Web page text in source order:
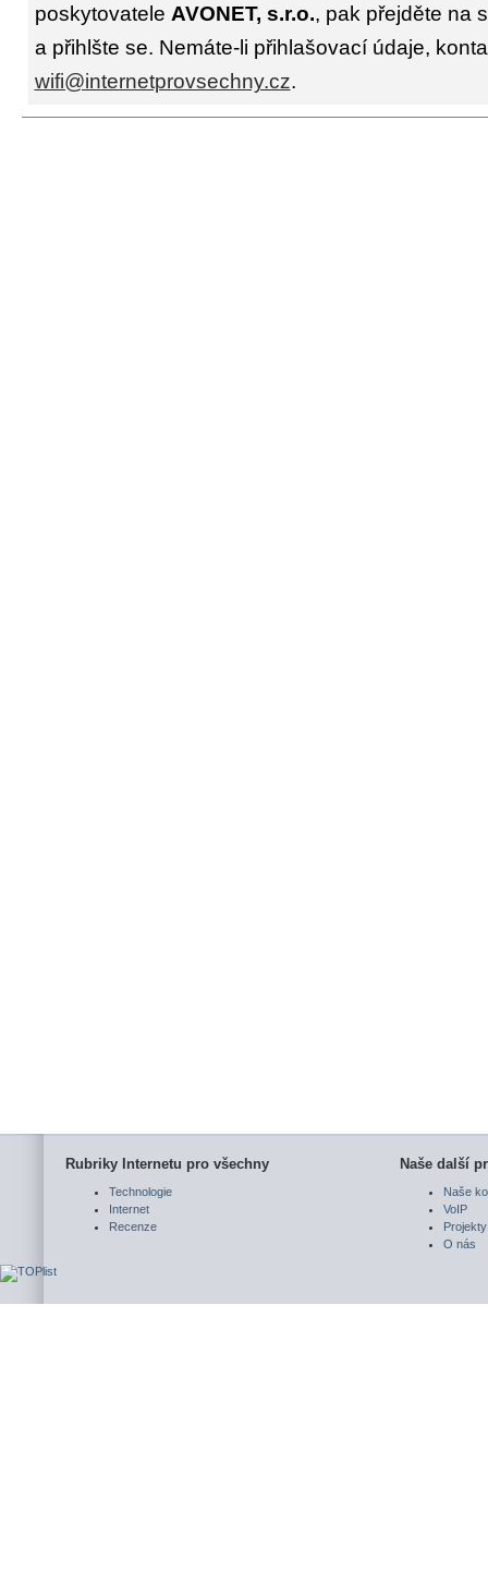
poskytovatele AVONET, s.r.o., pak přejděte na
a přihlšte se. Nemáte-li přihlašovací údaje,
wifi@internetprovsechny.cz.
Rubriky Internetu pro všechny
Technologie
Internet
Recenze
Naše další
Naše
VoIP
Projekty
O nás